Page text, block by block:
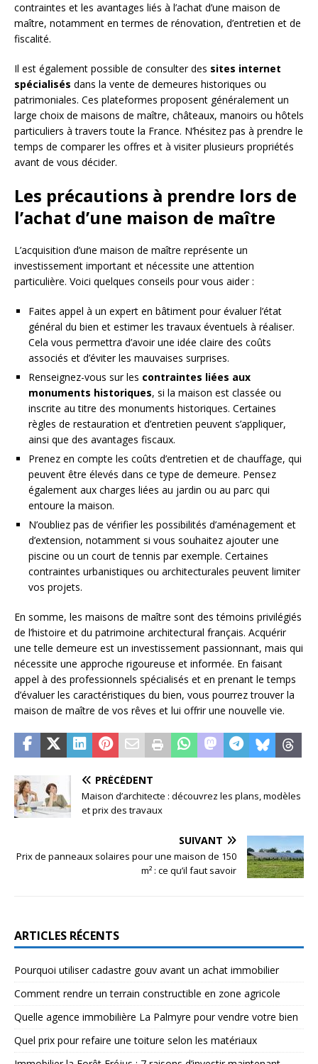
contraintes et les avantages liés à l’achat d’une maison de
maître, notamment en termes de rénovation, d’entretien et de
fiscalité.
Il est également possible de consulter des sites internet
spécialisés dans la vente de demeures historiques ou
patrimoniales. Ces plateformes proposent généralement un
large choix de maisons de maître, châteaux, manoirs ou hôtels
particuliers à travers toute la France. N’hésitez pas à prendre le
temps de comparer les offres et à visiter plusieurs propriétés
avant de vous décider.
Les précautions à prendre lors de
l’achat d’une maison de maître
L’acquisition d’une maison de maître représente un
investissement important et nécessite une attention
particulière. Voici quelques conseils pour vous aider :
Faites appel à un expert en bâtiment pour évaluer l’état
général du bien et estimer les travaux éventuels à réaliser.
Cela vous permettra d’avoir une idée claire des coûts
associés et d’éviter les mauvaises surprises.
Renseignez-vous sur les contraintes liées aux
monuments historiques, si la maison est classée ou
inscrite au titre des monuments historiques. Certaines
règles de restauration et d’entretien peuvent s’appliquer,
ainsi que des avantages fiscaux.
Prenez en compte les coûts d’entretien et de chauffage, qui
peuvent être élevés dans ce type de demeure. Pensez
également aux charges liées au jardin ou au parc qui
entoure la maison.
N’oubliez pas de vérifier les possibilités d’aménagement et
d’extension, notamment si vous souhaitez ajouter une
piscine ou un court de tennis par exemple. Certaines
contraintes urbanistiques ou architecturales peuvent limiter
vos projets.
En somme, les maisons de maître sont des témoins privilégiés
de l’histoire et du patrimoine architectural français. Acquérir
une telle demeure est un investissement passionnant, mais qui
nécessite une approche rigoureuse et informée. En faisant
appel à des professionnels spécialisés et en prenant le temps
d’évaluer les caractéristiques du bien, vous pourrez trouver la
maison de maître de vos rêves et lui offrir une nouvelle vie.
PRÉCÉDENT
Maison d’architecte : découvrez les plans, modèles
et prix des travaux
SUIVANT
Prix de panneaux solaires pour une maison de 150
m² : ce qu’il faut savoir
ARTICLES RÉCENTS
Pourquoi utiliser cadastre gouv avant un achat immobilier
Comment rendre un terrain constructible en zone agricole
Quelle agence immobilière La Palmyre pour vendre votre bien
Quel prix pour refaire une toiture selon les matériaux